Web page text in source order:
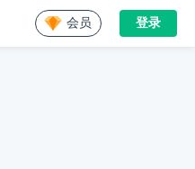
会员 登录